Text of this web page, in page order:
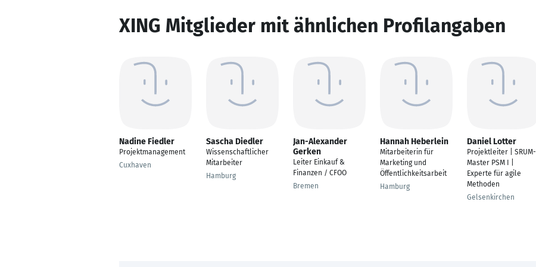
XING Mitglieder mit ähnlichen Profilangaben
Nadine Fiedler
Projektmanagement
Cuxhaven
Sascha Diedler
Wissenschaftlicher
Mitarbeiter
Hamburg
Jan-Alexander
Gerken
Leiter Einkauf &
Finanzen / CFOO
Bremen
Hannah Heberlein
Mitarbeiterin für
Marketing und
Öffentlichkeitsarbeit
Hamburg
Daniel Lotter
Projektleiter | SRUM-
Master PSM I |
Experte für agile
Methoden
Gelsenkirchen